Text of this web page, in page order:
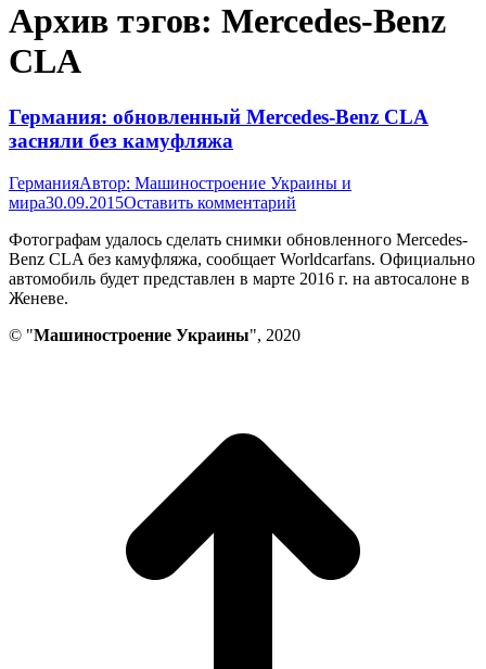
Архив тэгов: Mercedes-Benz
CLA
Германия: обновленный Mercedes-Benz CLA
засняли без камуфляжа
ГерманияАвтор: Машиностроение Украины и
мира30.09.2015Оставить комментарий
Фотографам удалось сделать снимки обновленного Mercedes-
Benz CLA без камуфляжа, сообщает Worldcarfans. Официально
автомобиль будет представлен в марте 2016 г. на автосалоне в
Женеве.
© "Машиностроение Украины", 2020